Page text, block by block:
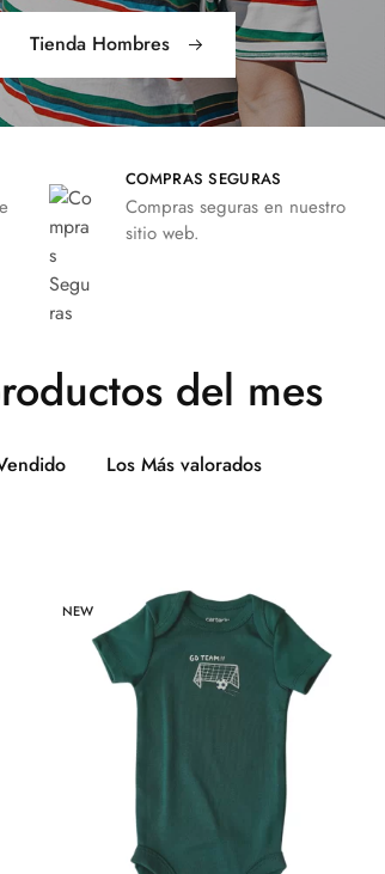
Tienda Hombres
COMPRAS SEGURAS
Compras seguras en nuestro
sitio web.
del mes
Los Más valorados
NEW